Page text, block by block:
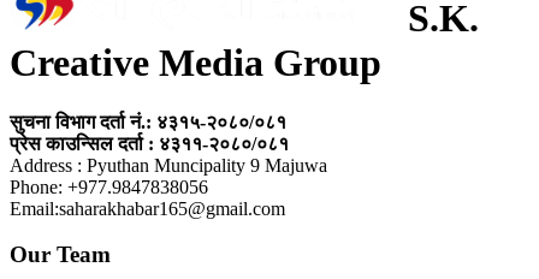
S.K.
Creative Media Group
सुचना विभाग दर्ता नं.: ४३१५-२०८०/०८१
प्रेस काउन्सिल दर्ता : ४३११-२०८०/०८१
Address : Pyuthan Muncipality 9 Majuwa
Phone: +977.9847838056
Email:saharakhabar165@gmail.com
Our Team